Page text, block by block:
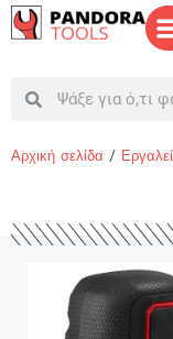
Μετάβαση
στο
SearchSearch
Αρχική σελίδα /